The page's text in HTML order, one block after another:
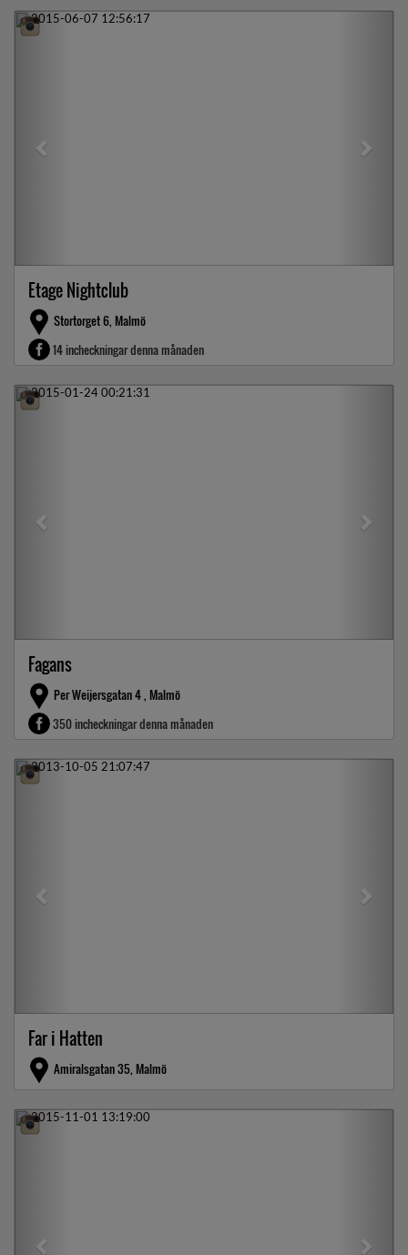
Previous
Etage Nightclub
Stortorget 6, Malmö
14 incheckningar denna månaden
Previous
Fagans
Per Weijersgatan 4 , Malmö
350 incheckningar denna månaden
Previous
Far i Hatten
Amiralsgatan 35, Malmö
Previous